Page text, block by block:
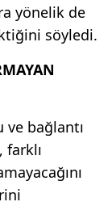
yönelik de
söyledi.
ve bağlantı
farklı